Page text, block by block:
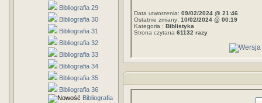
Bibliografia 29
Bibliografia 30
Bibliografia 31
Bibliografia 32
Bibliografia 33
Bibliografia 34
Bibliografia 35
Bibliografia 36
Bibliografia
Data utworzenia: 09/02/2024 @ 21:46
Ostatnie zmiany: 10/02/2024 @ 00:19
Kategoria : Biblistyka
Strona czytana 61132 razy